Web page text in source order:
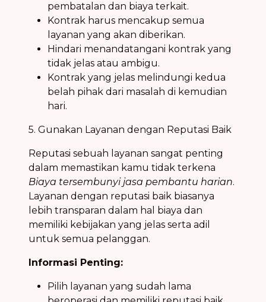
pembatalan dan biaya terkait.
Kontrak harus mencakup semua
layanan yang akan diberikan.
Hindari menandatangani kontrak yang
tidak jelas atau ambigu.
Kontrak yang jelas melindungi kedua
belah pihak dari masalah di kemudian
hari.
5. Gunakan Layanan dengan Reputasi Baik
Reputasi sebuah layanan sangat penting
dalam memastikan kamu tidak terkena
Biaya tersembunyi jasa pembantu harian.
Layanan dengan reputasi baik biasanya
lebih transparan dalam hal biaya dan
memiliki kebijakan yang jelas serta adil
untuk semua pelanggan.
Informasi Penting:
Pilih layanan yang sudah lama